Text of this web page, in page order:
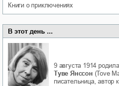
книги о приключениях
В этот день ...
9 августа 1914
Туве Янссон (Tove
писательница, автор